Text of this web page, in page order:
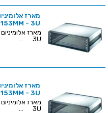
153MM - 3U
3U ...
153MM - 3U
3U ...